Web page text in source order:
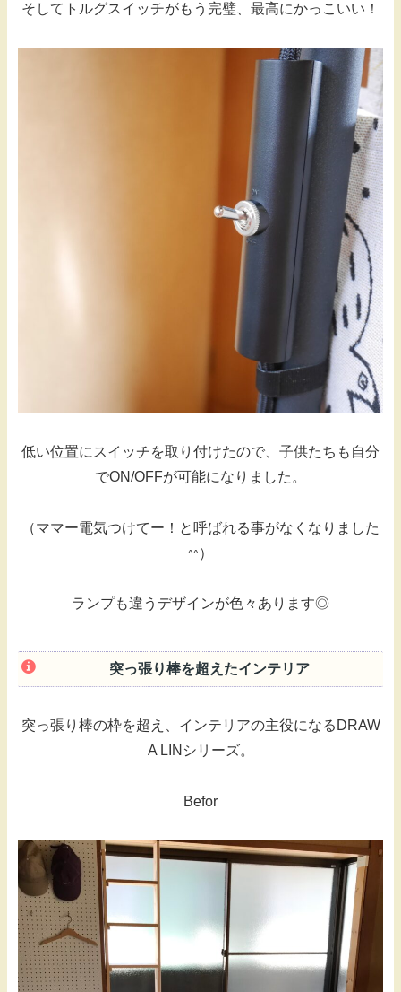
そしてトルグスイッチがもう完璧、最高にかっこいい！
低い位置にスイッチを取り付けたので、子供たちも自分
でON/OFFが可能になりました。
（ママー電気つけてー！と呼ばれる事がなくなりました
^^）
ランプも違うデザインが色々あります◎
突っ張り棒を超えたインテリア
突っ張り棒の枠を超え、インテリアの主役になるDRAW
A LINシリーズ。
Befor